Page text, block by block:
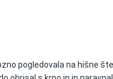
pogledovala na hišne